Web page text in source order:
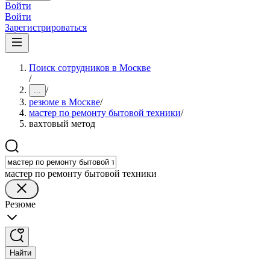
Войти
Войти
Зарегистрироваться
Поиск сотрудников в Москве
/
... /
резюме в Москве/
мастер по ремонту бытовой техники/
вахтовый метод
мастер по ремонту бытовой техники
Резюме
Найти